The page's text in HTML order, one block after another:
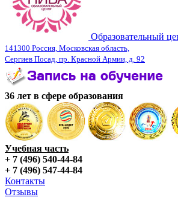
Образовательный
141300 Россия, Московская область,
Сергиев Посад, пр. Красной Армии, д. 92
36 лет в сфере образования
Учебная часть
+ 7 (496) 540-44-84
+ 7 (496) 547-44-84
Контакты
Отзывы